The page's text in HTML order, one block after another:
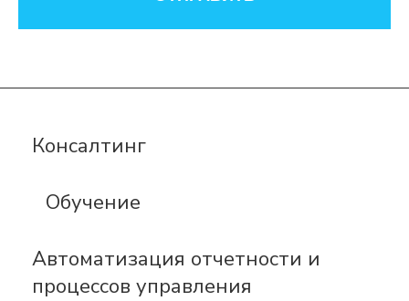
Консалтинг
Обучение
Автоматизация отчетности и
процессов управления